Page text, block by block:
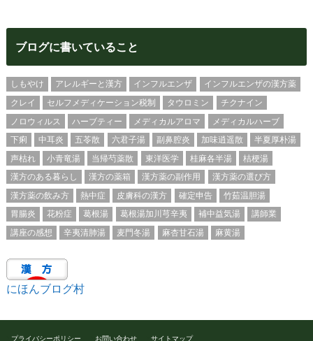
ブログに書いていること
しもやけ アレルギーと漢方 インフルエンザ
インフルエンザの漢方薬
クレイ
セルフメディケーション税制 タウロミン
チクナイン
ノロウィルス
ハーブティー メディカルアロマ
メディカルハーブ
下痢
中耳炎 五苓散 六君子湯 副鼻腔炎 加味逍遥散
半夏厚朴湯
声枯れ
小青竜湯 当帰芍薬散 東洋医学 桂麻各半湯
桔梗湯
漢方のある暮らし
漢方の薬箱 漢方薬の副作用
漢方薬の選び方
漢方薬の飲み方
熱中症 皮膚科の漢方 確定申告
竹茹温胆湯
胃腸炎
花粉症 葛根湯 葛根湯加川芎辛夷 補中益気湯
講師業
講座の感想
辛夷清肺湯 麦門冬湯 麻杏甘石湯 麻黄湯
にほんブログ村
プライバシーポリシー お問い合わせ サイトマップ